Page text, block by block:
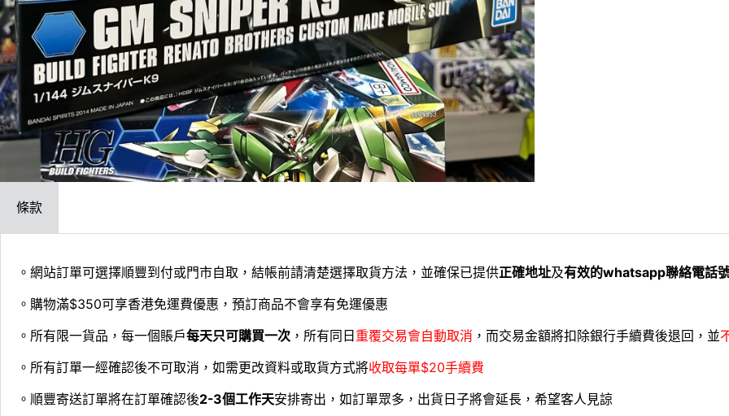
條款
。網站訂單可選擇順豐到付或門市自取，結帳前請清楚選擇取貨方法，並確保已提供正確地址及有效的whatsapp聯絡電話
。購物滿$350可享香港免運費優惠，預訂商品不會享有免運優惠
。所有限一貨品，每一個賬戶每天只可購買一次 ，所有同日 重覆交易會自動取消 ，而交易金額將扣除銀行手續費後退回，並
。所有訂單一經確認後不可取消，如需更改資料或取貨方式將收取每單$20手續費
。順豐寄送訂單將在訂單確認後2-3個工作天安排寄出，如訂單眾多，出貨日子將會延長，希望客人見諒